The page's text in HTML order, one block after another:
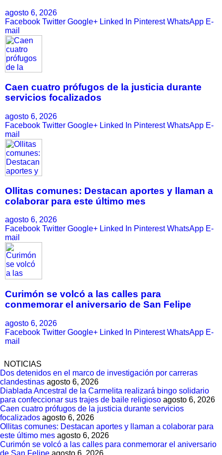
agosto 6, 2026
Facebook Twitter Google+ Linked In Pinterest WhatsApp E-
mail
Caen cuatro prófugos de la justicia durante
servicios focalizados
agosto 6, 2026
Facebook Twitter Google+ Linked In Pinterest WhatsApp E-
mail
Ollitas comunes: Destacan aportes y llaman a
colaborar para este último mes
agosto 6, 2026
Facebook Twitter Google+ Linked In Pinterest WhatsApp E-
mail
Curimón se volcó a las calles para
conmemorar el aniversario de San Felipe
agosto 6, 2026
Facebook Twitter Google+ Linked In Pinterest WhatsApp E-
mail
NOTICIAS
Dos detenidos en el marco de investigación por carreras
clandestinas agosto 6, 2026
Diablada Ancestral de la Carmelita realizará bingo solidario
para confeccionar sus trajes de baile religioso agosto 6, 2026
Caen cuatro prófugos de la justicia durante servicios
focalizados agosto 6, 2026
Ollitas comunes: Destacan aportes y llaman a colaborar para
este último mes agosto 6, 2026
Curimón se volcó a las calles para conmemorar el aniversario
de San Felipe agosto 6, 2026